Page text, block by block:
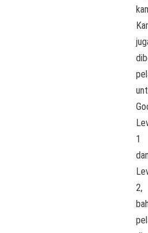
1
2,